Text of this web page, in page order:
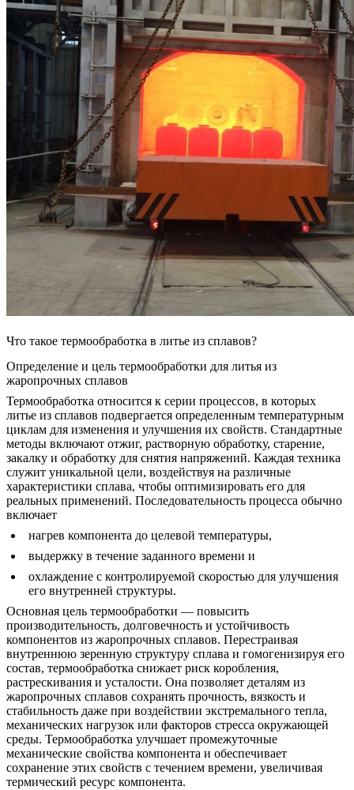
Что такое термообработка в литье из сплавов?
Определение и цель термообработки для литья из
жаропрочных сплавов
Термообработка относится к серии процессов, в которых
литье из сплавов подвергается определенным температурным
циклам для изменения и улучшения их свойств. Стандартные
методы включают отжиг, растворную обработку, старение,
закалку и обработку для снятия напряжений. Каждая техника
служит уникальной цели, воздействуя на различные
характеристики сплава, чтобы оптимизировать его для
реальных применений. Последовательность процесса обычно
включает
нагрев компонента до целевой температуры,
выдержку в течение заданного времени и
охлаждение с контролируемой скоростью для улучшения
его внутренней структуры.
Основная цель термообработки — повысить
производительность, долговечность и устойчивость
компонентов из жаропрочных сплавов. Перестраивая
внутреннюю зеренную структуру сплава и гомогенизируя его
состав, термообработка снижает риск коробления,
растрескивания и усталости. Она позволяет деталям из
жаропрочных сплавов сохранять прочность, вязкость и
стабильность даже при воздействии экстремального тепла,
механических нагрузок или факторов стресса окружающей
среды. Термообработка улучшает промежуточные
механические свойства компонента и обеспечивает
сохранение этих свойств с течением времени, увеличивая
термический ресурс компонента.